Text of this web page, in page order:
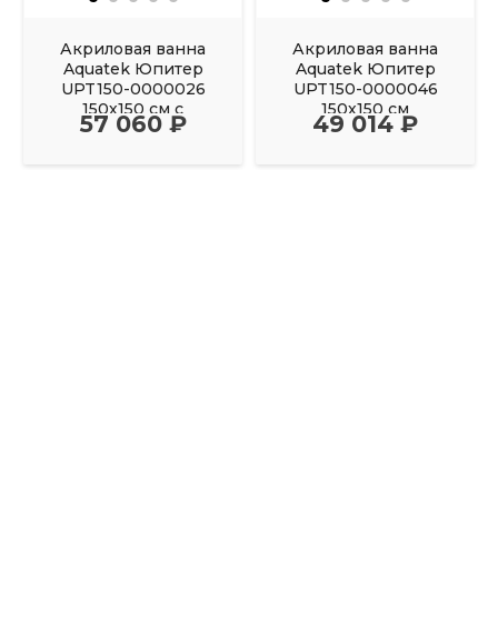
Акриловая ванна
Aquatek Юпитер
UPT150-0000026
150х150 см с
фронтальным
57 060 ₽
Акриловая ванна
Aquatek Юпитер
UPT150-0000046
150х150 см
49 014 ₽